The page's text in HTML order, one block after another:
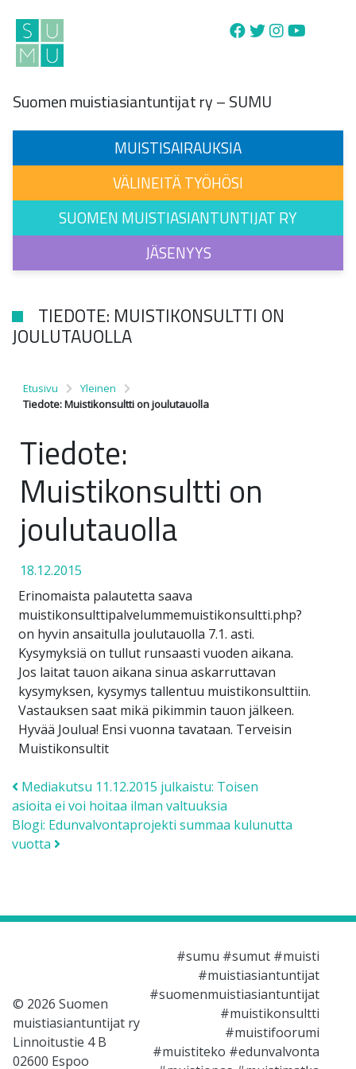
Main Navigation
Suomen muistiasiantuntijat ry – SUMU
MUISTISAIRAUKSIA
VÄLINEITÄ TYÖHÖSI
SUOMEN MUISTIASIANTUNTIJAT RY
JÄSENYYS
TIEDOTE: MUISTIKONSULTTI ON
JOULUTAUOLLA
Etusivu
Yleinen
Tiedote: Muistikonsultti on joulutauolla
Tiedote:
Muistikonsultti on
joulutauolla
18.12.2015
Erinomaista palautetta saava
muistikonsulttipalvelummemuistikonsultti.php?
on hyvin ansaitulla joulutauolla 7.1. asti.
Kysymyksiä on tullut runsaasti vuoden aikana.
Jos laitat tauon aikana sinua askarruttavan
kysymyksen, kysymys tallentuu muistikonsulttiin.
Vastauksen saat mikä pikimmin tauon jälkeen.
Hyvää Joulua! Ensi vuonna tavataan. Terveisin
Muistikonsultit
Post navigation
Mediakutsu 11.12.2015 julkaistu: Toisen
asioita ei voi hoitaa ilman valtuuksia
Blogi: Edunvalvontaprojekti summaa kulunutta
vuotta
© 2026 Suomen
muistiasiantuntijat ry
Linnoitustie 4 B
02600 Espoo
#sumu #sumut #muisti
#muistiasiantuntijat
#suomenmuistiasiantuntijat
#muistikonsultti
#muistifoorumi
#muistiteko #edunvalvonta